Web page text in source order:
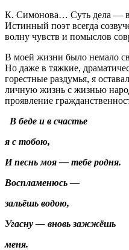
К. Симонова… Суть дела — в
Истинный поэт всегда
волну чувств и помыслов
В моей жизни было немало
Но даже в тяжкие,
горестные раздумья, я
личную жизнь с жизнью
проявление
В беде и в счастье
я с тобою,
И песнь моя — тебе родня.
Воспламенюсь —
зальёшь водою,
Угасну — вновь зажжёшь
меня.